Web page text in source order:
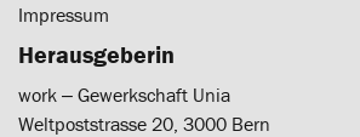
Impressum
Herausgeberin
work ‒ Gewerkschaft Unia
Weltpoststrasse 20, 3000 Bern